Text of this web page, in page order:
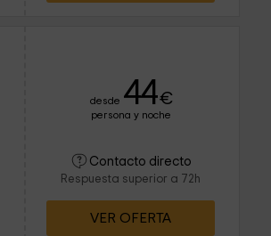
desde 44€
persona y noche
Contacto directo
Respuesta superior a 72h
VER OFERTA